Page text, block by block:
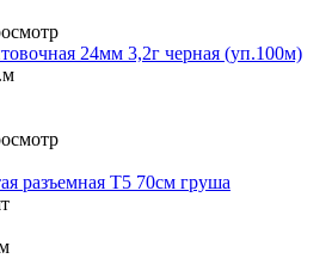
24мм 3,2г черная (уп.100м)
разъемная Т5 70см груша